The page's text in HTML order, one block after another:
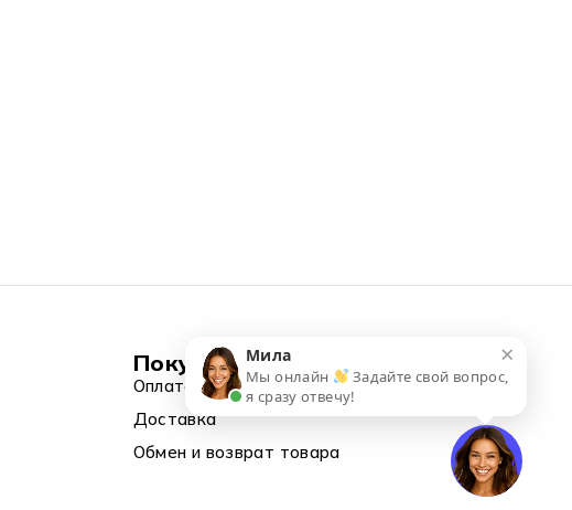
Покупка
Оплата
Доставка
Обмен и возврат товара
×
Мила
Мы онлайн
Задайте свой вопрос,
я сразу отвечу!